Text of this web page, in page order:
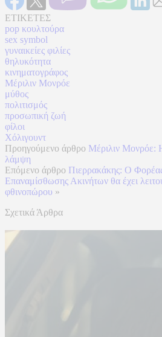
ΕΤΙΚΕΤΕΣ
pop κουλτούρα
sex symbol
γυναικείες φιλίες
θηλυκότητα
κινηματογράφος
Μέριλιν Μονρόε
μύθος
πολιτισμός
προσωπική ζωή
φίλοι
Χόλιγουντ
Προηγούμενο άρθρο Μέριλιν Μονρόε:
λάμψη
Επόμενο άρθρο Πιερρακάκης: Ο
Επαναμίσθωσης Ακινήτων θα έχει
φθινοπώρου »
Σχετικά Άρθρα